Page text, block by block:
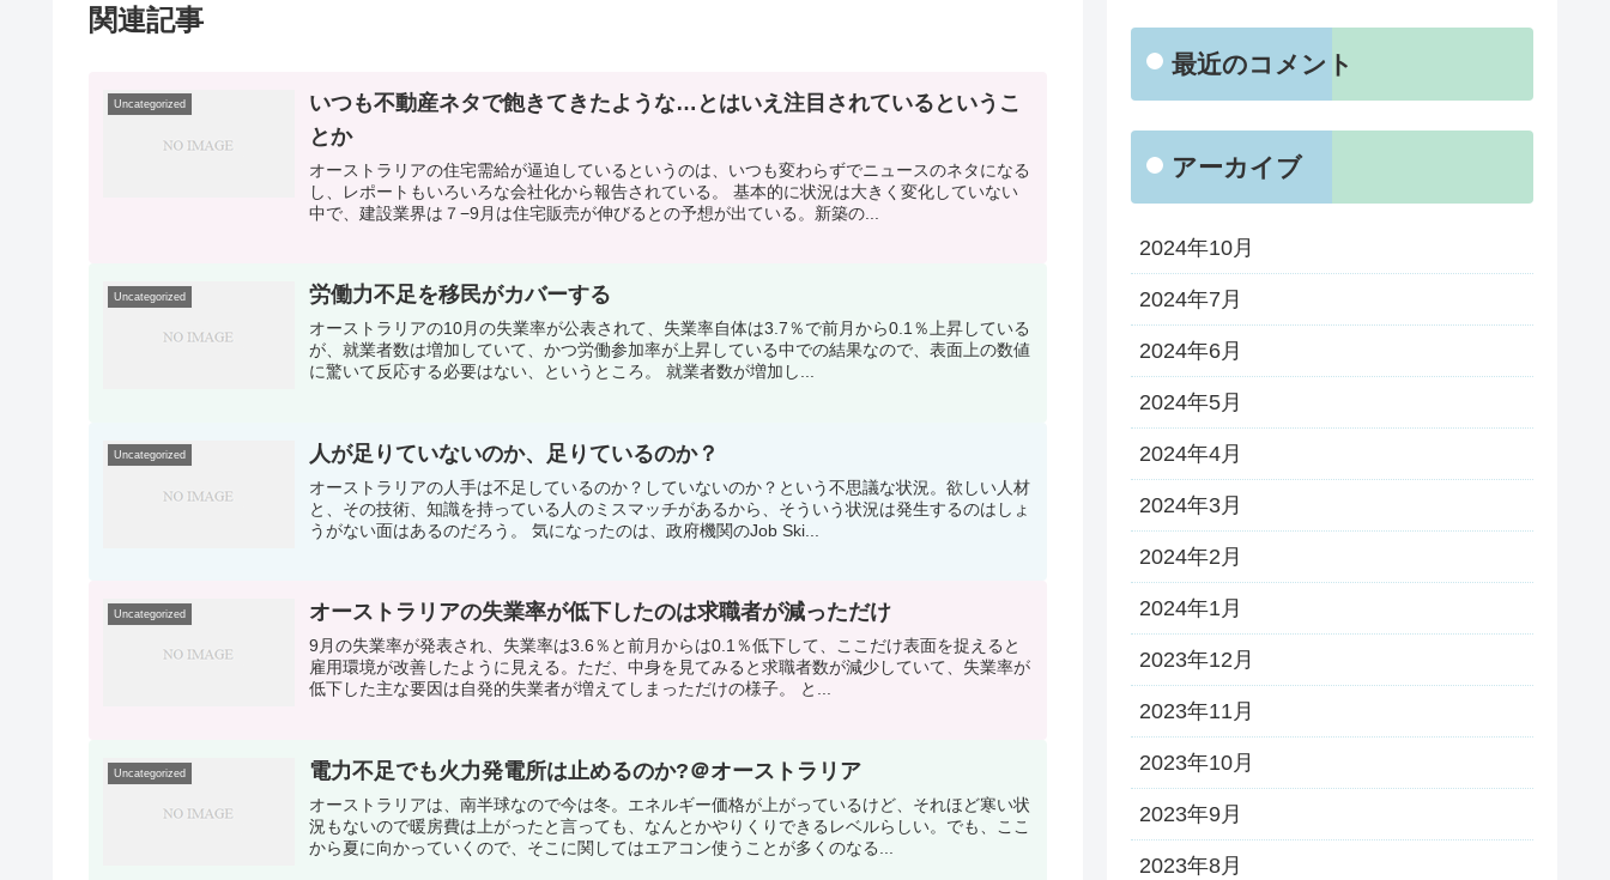
関連記事
Uncategorized
いつも不動産ネタで飽きてきたような…とはいえ注目されているというこ
とか
オーストラリアの住宅需給が逼迫しているというのは、いつも変わらずでニュースのネタになる
し、レポートもいろいろな会社化から報告されている。 基本的に状況は大きく変化していない
中で、建設業界は７−9月は住宅販売が伸びるとの予想が出ている。新築の...
Uncategorized 労働力不足を移民がカバーする
オーストラリアの10月の失業率が公表されて、失業率自体は3.7％で前月から0.1％上昇している
が、就業者数は増加していて、かつ労働参加率が上昇している中での結果なので、表面上の数値
に驚いて反応する必要はない、というところ。 就業者数が増加し...
Uncategorized 人が足りていないのか、足りているのか？
オーストラリアの人手は不足しているのか？していないのか？という不思議な状況。欲しい人材
と、その技術、知識を持っている人のミスマッチがあるから、そういう状況は発生するのはしょ
うがない面はあるのだろう。 気になったのは、政府機関のJob Ski...
Uncategorized オーストラリアの失業率が低下したのは求職者が減っただけ
9月の失業率が発表され、失業率は3.6％と前月からは0.1％低下して、ここだけ表面を捉えると
雇用環境が改善したように見える。ただ、中身を見てみると求職者数が減少していて、失業率が
低下した主な要因は自発的失業者が増えてしまっただけの様子。 と...
Uncategorized 電力不足でも火力発電所は止めるのか?＠オーストラリア
オーストラリアは、南半球なので今は冬。エネルギー価格が上がっているけど、それほど寒い状
況もないので暖房費は上がったと言っても、なんとかやりくりできるレベルらしい。でも、ここ
から夏に向かっていくので、そこに関してはエアコン使うことが多くのなる...
最近のコメント
アーカイブ
2024年10月
2024年7月
2024年6月
2024年5月
2024年4月
2024年3月
2024年2月
2024年1月
2023年12月
2023年11月
2023年10月
2023年9月
2023年8月